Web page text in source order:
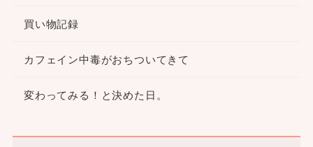
買い物記録
カフェイン中毒がおちついてきて
変わってみる！と決めた日。